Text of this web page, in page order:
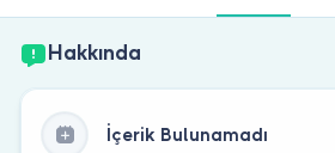
Hakkında
İçerik Bulunamadı